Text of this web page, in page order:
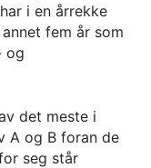
i en årrekke
fem år som
og
det meste i
A og B foran de
seg står